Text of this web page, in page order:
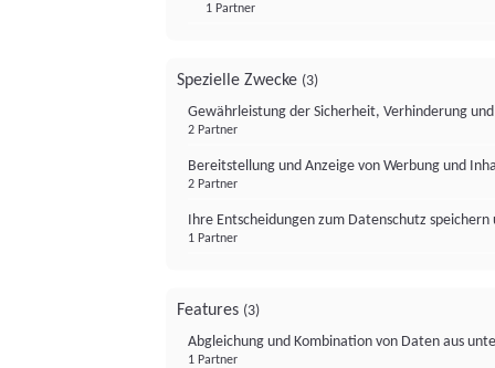
1 Partner
Spezielle Zwecke (3)
Gewährleistung der Sicherheit, Verhinderung
2 Partner
Bereitstellung und Anzeige von Werbung und
2 Partner
Ihre Entscheidungen zum Datenschutz
1 Partner
Features (3)
Abgleichung und Kombination von Daten aus
1 Partner